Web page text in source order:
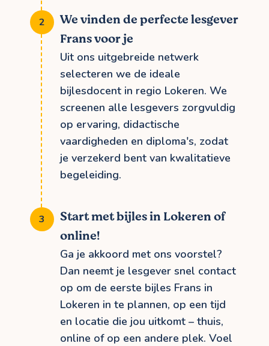
We vinden de perfecte lesgever
Frans voor je
Uit ons uitgebreide netwerk
selecteren we de ideale
bijlesdocent in regio Lokeren. We
screenen alle lesgevers zorgvuldig
op ervaring, didactische
vaardigheden en diploma's, zodat
je verzekerd bent van kwalitatieve
begeleiding.
Start met bijles in Lokeren of
online!
Ga je akkoord met ons voorstel?
Dan neemt je lesgever snel contact
op om de eerste bijles Frans in
Lokeren in te plannen, op een tijd
en locatie die jou uitkomt – thuis,
online of op een andere plek. Voel